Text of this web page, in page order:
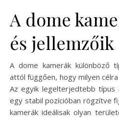
A dome
és jellemzőik
A dome kamerák különböző
attól függően, hogy milyen
Az egyik legelterjedtebb típus
egy stabil pozícióban rögzítve
kamerák ideálisak olyan